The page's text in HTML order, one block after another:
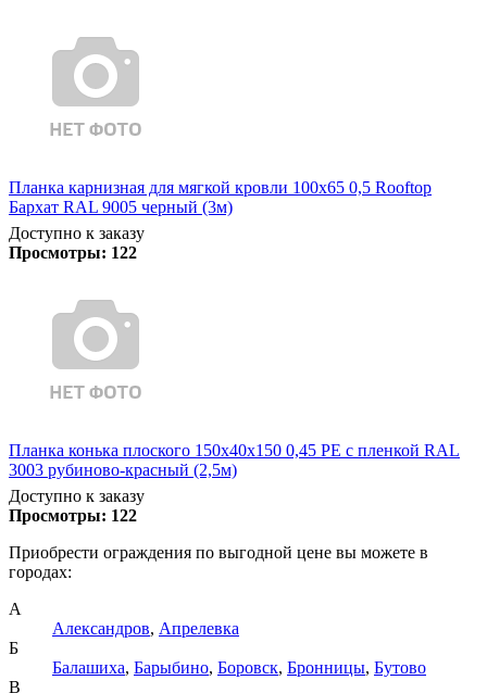
Планка карнизная для мягкой кровли 100х65 0,5 Rooftop
Бархат RAL 9005 черный (3м)
Доступно к заказу
Просмотры: 122
Планка конька плоского 150х40х150 0,45 PE с пленкой RAL
3003 рубиново-красный (2,5м)
Доступно к заказу
Просмотры: 122
Приобрести ограждения по выгодной цене вы можете в
городах:
А
Александров, Апрелевка
Б
Балашиха, Барыбино, Боровск, Бронницы, Бутово
В